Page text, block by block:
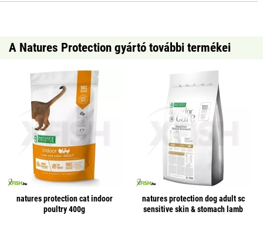
A Natures Protection gyártó további termékei
natures protection cat indoor
poultry 400g
natures protection dog adult sc
sensitive skin & stomach lamb